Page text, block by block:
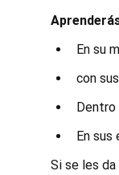
En su
con
Dentro
En sus
Si se les